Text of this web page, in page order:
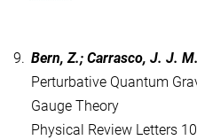
9. Bern, Z.; Carrasco, J. J.
Perturbative Quantum
Gauge Theory
Physical Review Letters